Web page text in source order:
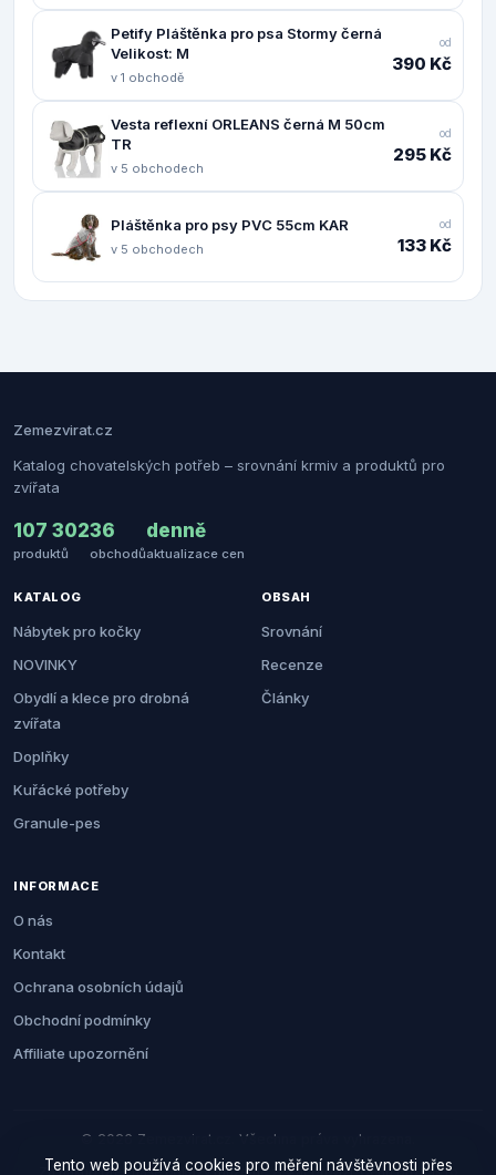
Petify Pláštěnka pro psa Stormy černá
Velikost: M
v 1 obchodě
od
390 Kč
Vesta reflexní ORLEANS černá M 50cm
TR
v 5 obchodech
od
295 Kč
Pláštěnka pro psy PVC 55cm KAR
v 5 obchodech
od
133 Kč
Zemezvirat.cz
Katalog chovatelských potřeb – srovnání krmiv a produktů pro
zvířata
107 302
produktů
36
obchodů
denně
aktualizace cen
KATALOG
Nábytek pro kočky
NOVINKY
Obydlí a klece pro drobná
zvířata
Doplňky
Kuřácké potřeby
Granule-pes
OBSAH
Srovnání
Recenze
Články
INFORMACE
O nás
Kontakt
Ochrana osobních údajů
Obchodní podmínky
Affiliate upozornění
© 2026 Zemezvirat.cz. Všechna práva vyhrazena.
Tento web používá cookies pro měření návštěvnosti přes